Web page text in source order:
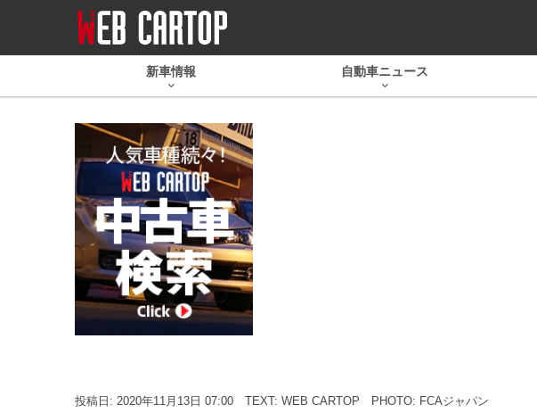
新車情報 自動車ニュース
投稿日: 2020年11月13日 07:00 TEXT: WEB CARTOP PHOTO: FCAジャパン